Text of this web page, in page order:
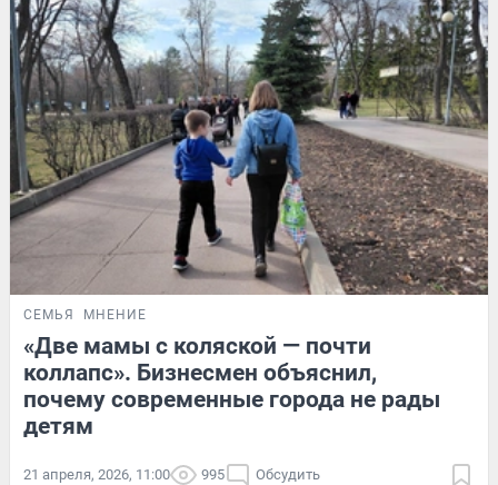
СЕМЬЯ МНЕНИЕ
«Две мамы с коляской — почти
коллапс». Бизнесмен объяснил,
почему современные города не рады
детям
21 апреля, 2026, 11:00 995 Обсудить